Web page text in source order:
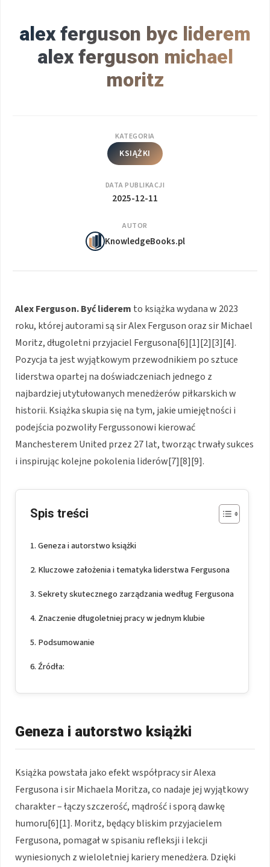
alex ferguson byc liderem
alex ferguson michael
moritz
KATEGORIA
KSIĄŻKI
DATA PUBLIKACJI
2025-12-11
AUTOR
KnowledgeBooks.pl
Alex Ferguson. Być liderem to książka wydana w 2023
roku, której autorami są sir Alex Ferguson oraz sir Michael
Moritz, długoletni przyjaciel Fergusona[6][1][2][3][4].
Pozycja ta jest wyjątkowym przewodnikiem po sztuce
liderstwa opartej na doświadczeniach jednego z
najbardziej utytułowanych menedżerów piłkarskich w
historii. Książka skupia się na tym, jakie umiejętności i
podejścia pozwoliły Fergussonowi kierować
Manchesterem United przez 27 lat, tworząc trwały sukces
i inspirując kolejne pokolenia liderów[7][8][9].
Spis treści
Geneza i autorstwo książki
Kluczowe założenia i tematyka liderstwa Fergusona
Sekrety skutecznego zarządzania według Fergusona
Znaczenie długoletniej pracy w jednym klubie
Podsumowanie
Źródła:
Geneza i autorstwo książki
Książka powstała jako efekt współpracy sir Alexa
Fergusona i sir Michaela Moritza, co nadaje jej wyjątkowy
charakter – łączy szczerość, mądrość i sporą dawkę
humoru[6][1]. Moritz, będący bliskim przyjacielem
Fergusona, pomagał w spisaniu refleksji i lekcji
wyniesionych z wieloletniej kariery menedżera. Dzięki